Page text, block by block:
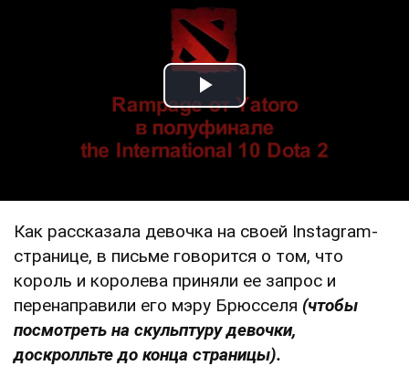
Play Video
Как рассказала девочка на своей Instagram-
странице, в письме говорится о том, что
король и королева приняли ее запрос и
перенаправили его мэру Брюсселя (чтобы
посмотреть на скульптуру девочки,
доскролльте до конца страницы).